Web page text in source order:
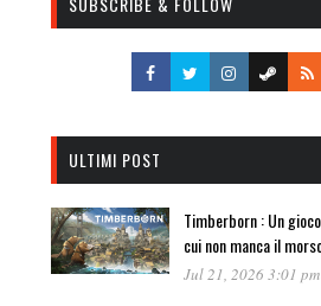
ULTIMI POST
Timberborn : Un
cui non manca il
Jul 21, 2026 3:01 pm